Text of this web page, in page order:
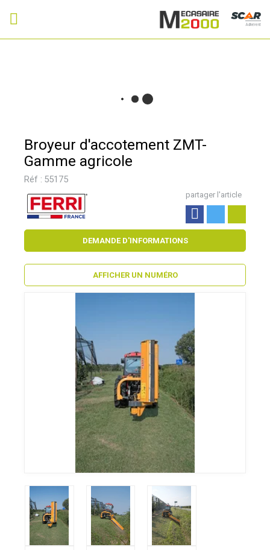
Adhérent
Broyeur d'accotement ZMT-
Gamme agricole
Réf : 55175
partager l'article
DEMANDE D'INFORMATIONS
AFFICHER UN NUMÉRO